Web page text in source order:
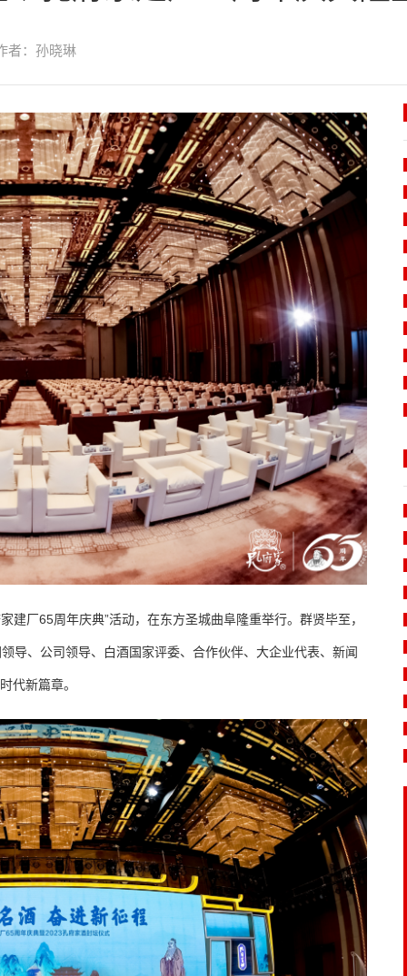
者：孙晓琳
建厂65周年庆典”活动，在东方圣城曲阜隆重举行。群贤毕至，
导、公司领导、白酒国家评委、合作伙伴、大企业代表、新闻
代新篇章。